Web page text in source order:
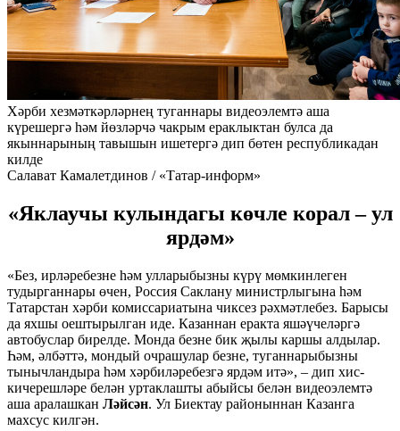
Хәрби хезмәткәрләрнең туганнары видеоэлемтә аша
күрешергә һәм йөзләрчә чакрым ераклыктан булса да
якыннарының тавышын ишетергә дип бөтен республикадан
килде
Салават Камалетдинов / «Татар-информ»
«Яклаучы кулындагы көчле корал – ул
ярдәм»
«Без, ирләребезне һәм улларыбызны күрү мөмкинлеген
тудырганнары өчен, Россия Саклану министрлыгына һәм
Татарстан хәрби комиссариатына чиксез рәхмәтлебез. Барысы
да яхшы оештырылган иде. Казаннан еракта яшәүчеләргә
автобуслар бирелде. Монда безне бик җылы каршы алдылар.
Һәм, әлбәттә, мондый очрашулар безне, туганнарыбызны
тынычландыра һәм хәрбиләребезгә ярдәм итә», – дип хис-
кичерешләре белән уртаклашты абыйсы белән видеоэлемтә
аша аралашкан Ләйсән. Ул Биектау районыннан Казанга
махсус килгән.